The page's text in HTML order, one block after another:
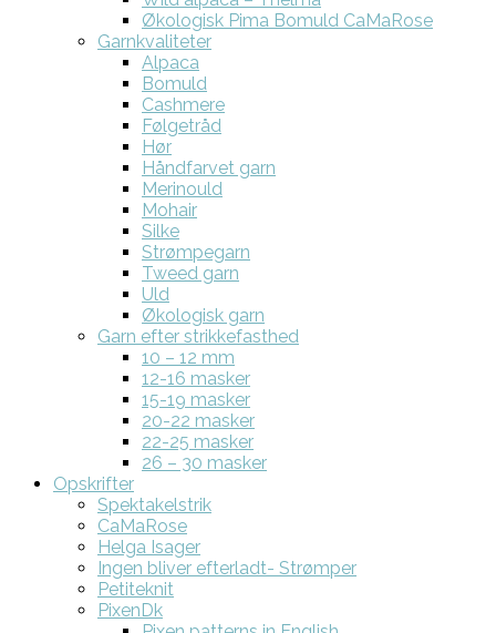
Økologisk Pima Bomuld CaMaRose
Garnkvaliteter
Alpaca
Bomuld
Cashmere
Følgetråd
Hør
Håndfarvet garn
Merinould
Mohair
Silke
Strømpegarn
Tweed garn
Uld
Økologisk garn
Garn efter strikkefasthed
10 – 12 mm
12-16 masker
15-19 masker
20-22 masker
22-25 masker
26 – 30 masker
Opskrifter
Spektakelstrik
CaMaRose
Helga Isager
Ingen bliver efterladt- Strømper
Petiteknit
PixenDk